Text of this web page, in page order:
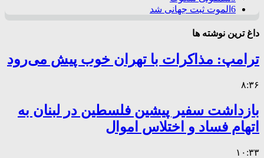
6 الموت ثبت جهانی شد
داغ ترین نوشته ها
ترامپ: مذاکرات با تهران خوب پیش می‌رود
۸:۳۶
بازداشت سفیر پیشین فلسطین در لبنان به
اتهام فساد و اختلاس اموال
۱۰:۳۳